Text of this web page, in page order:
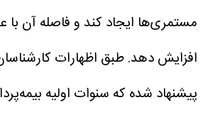
مستمری‌ها ایجاد کند و فاصله آن با
افزایش دهد.طبق اظهارات
پیشنهاد شده که سنوات اولیه